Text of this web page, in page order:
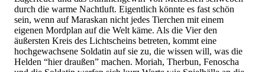
durch die warme Nachtluft. Eigentlich könnte es fast schön
sein, wenn auf Maraskan nicht jedes Tierchen mit einem
eigenen Mordplan auf die Welt käme. Als die Vier den
äußersten Kreis des Lichtscheins betreten, kommt eine
hochgewachsene Soldatin auf sie zu, die wissen will, was die
Helden “hier draußen” machen. Moriah, Therbun, Fenoscha